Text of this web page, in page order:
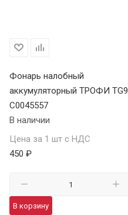
Фонарь налобный
аккумуляторный ТРОФИ TG9
C0045557
В наличии
Цена за 1 шт с НДС
450 ₽
В корзину